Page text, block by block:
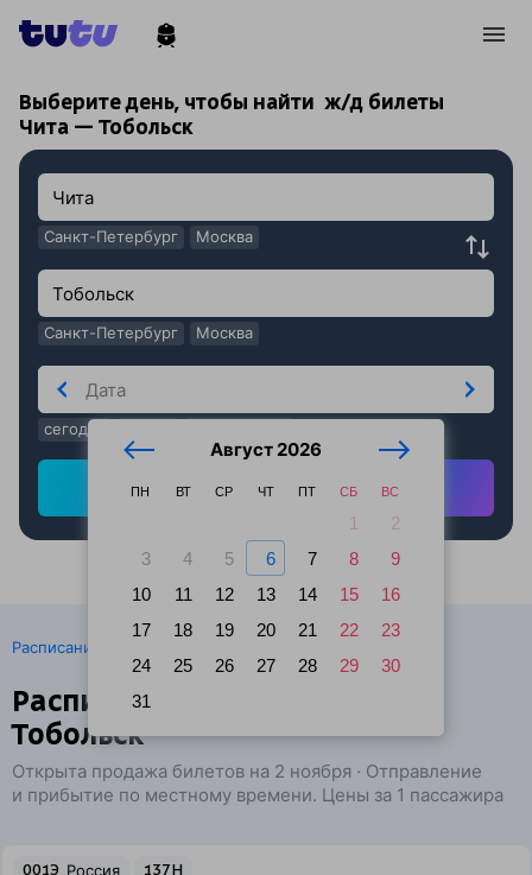
Выберите день, чтобы найти ж/д билеты
Чита — Тобольск
Санкт-Петербург Москва
Санкт-Петербург Москва
Август 2026
ПН ВТ СР ЧТ ПТ СБ ВС
1
2
3
4 5 6 7 8
9
10
11 12 13 14 15
16
17
18 19 20 21 22
23
24
25 26 27 28 29
30
31
сегодня
Найти ж/д билеты
Расписание поездов
Расписание поездов Чита —
Тобольск
Открыта продажа билетов на 2 ноября · Отправление
и прибытие по местному времени. Цены за 1 пассажира
001Э Россия 137Н